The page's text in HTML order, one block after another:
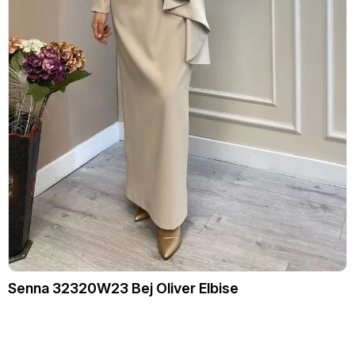
Senna 32320W23 Bej Oliver Elbise